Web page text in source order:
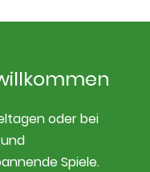
oder bei
Spiele.